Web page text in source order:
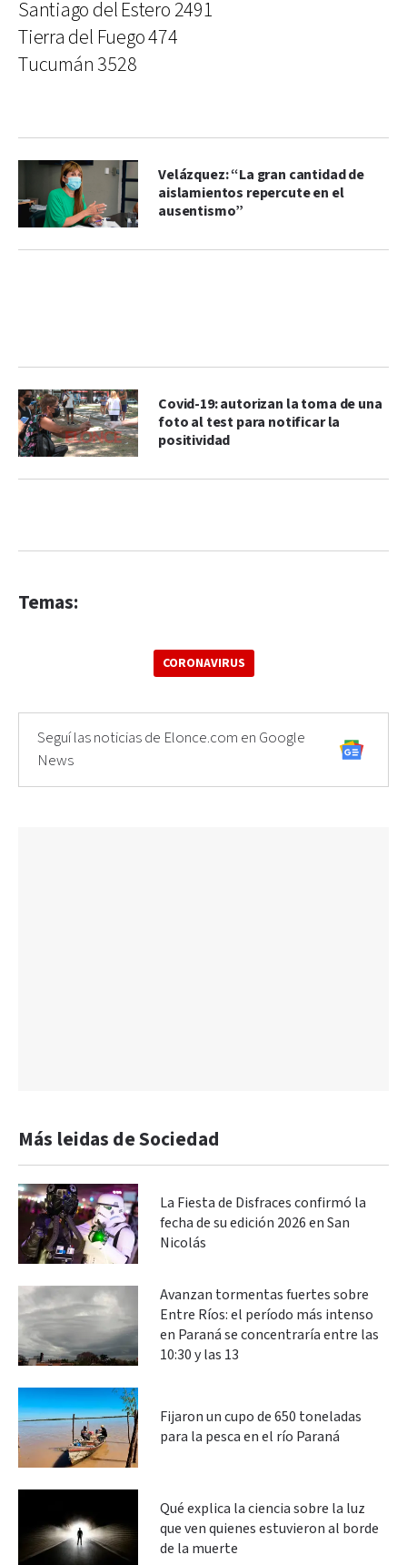
Santiago del Estero 2491
Tierra del Fuego 474
Tucumán 3528
Velázquez: “La gran cantidad de
aislamientos repercute en el
ausentismo”
Covid-19: autorizan la toma de una
foto al test para notificar la
positividad
Temas:
CORONAVIRUS
Seguí las noticias de Elonce.com en Google
News
Más leidas de Sociedad
La Fiesta de Disfraces confirmó la
fecha de su edición 2026 en San
Nicolás
Avanzan tormentas fuertes sobre
Entre Ríos: el período más intenso
en Paraná se concentraría entre las
10:30 y las 13
Fijaron un cupo de 650 toneladas
para la pesca en el río Paraná
Qué explica la ciencia sobre la luz
que ven quienes estuvieron al borde
de la muerte